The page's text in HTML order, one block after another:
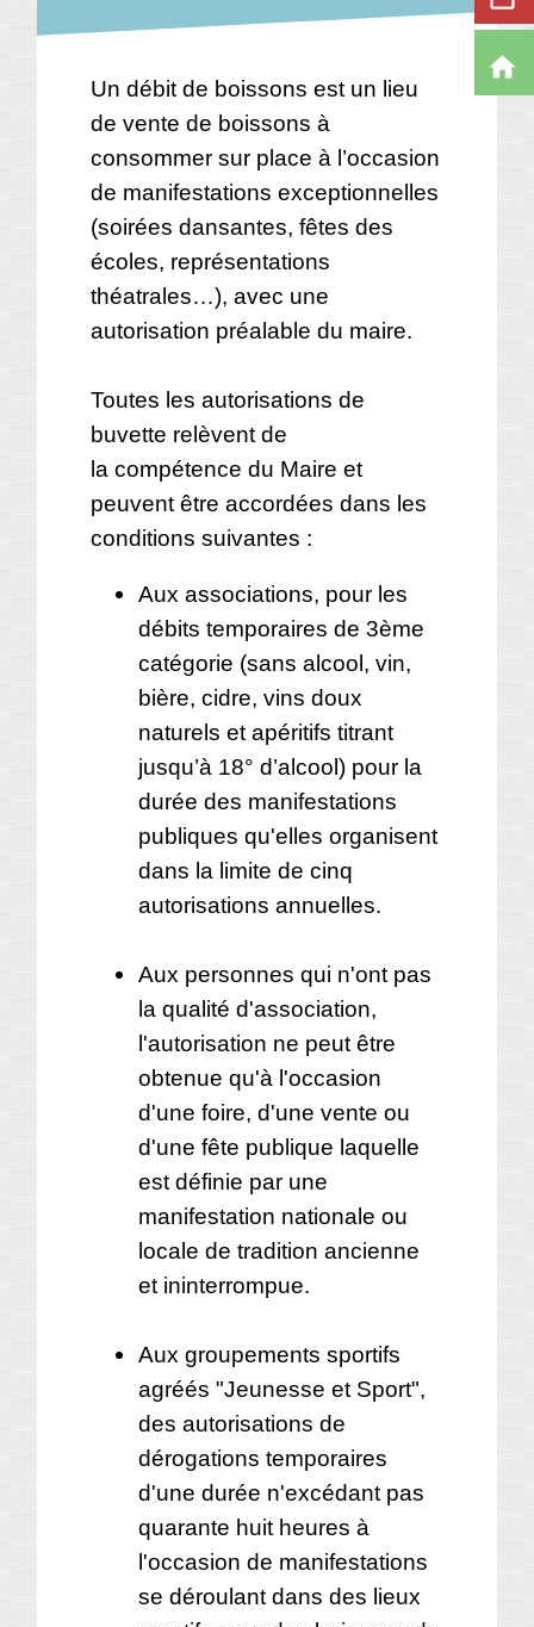
Un débit de boissons est un lieu
de vente de boissons à
consommer sur place à l’occasion
de manifestations exceptionnelles
(soirées dansantes, fêtes des
écoles, représentations
théatrales…), avec une
autorisation préalable du maire.
Toutes les autorisations de
buvette relèvent de
la compétence du Maire et
peuvent être accordées dans les
conditions suivantes :
Aux associations, pour les
débits temporaires de 3ème
catégorie (sans alcool, vin,
bière, cidre, vins doux
naturels et apéritifs titrant
jusqu’à 18° d’alcool) pour la
durée des manifestations
publiques qu'elles organisent
dans la limite de cinq
autorisations annuelles.
Aux personnes qui n'ont pas
la qualité d'association,
l'autorisation ne peut être
obtenue qu'à l'occasion
d'une foire, d'une vente ou
d'une fête publique laquelle
est définie par une
manifestation nationale ou
locale de tradition ancienne
et ininterrompue.
Aux groupements sportifs
agréés "Jeunesse et Sport",
des autorisations de
dérogations temporaires
d'une durée n'excédant pas
quarante huit heures à
l'occasion de manifestations
se déroulant dans des lieux
home